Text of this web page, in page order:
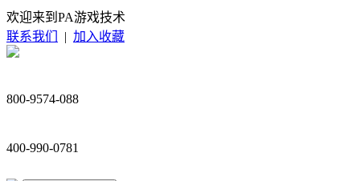
欢迎来到PA游戏技术
联系我们
| 加入收藏
800-9574-088
400-990-0781